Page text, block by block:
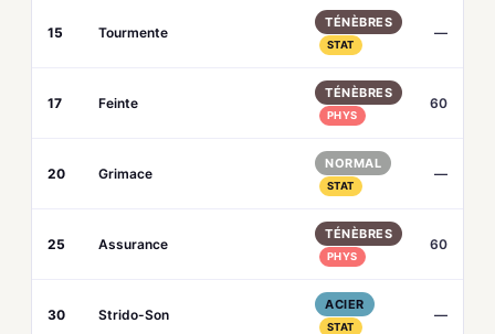
15 Tourmente
TÉNÈBRES
STAT
—
17 Feinte
TÉNÈBRES
PHYS
60
20 Grimace
NORMAL
STAT
—
25 Assurance
TÉNÈBRES
PHYS
60
30 Strido-Son
ACIER
STAT
—